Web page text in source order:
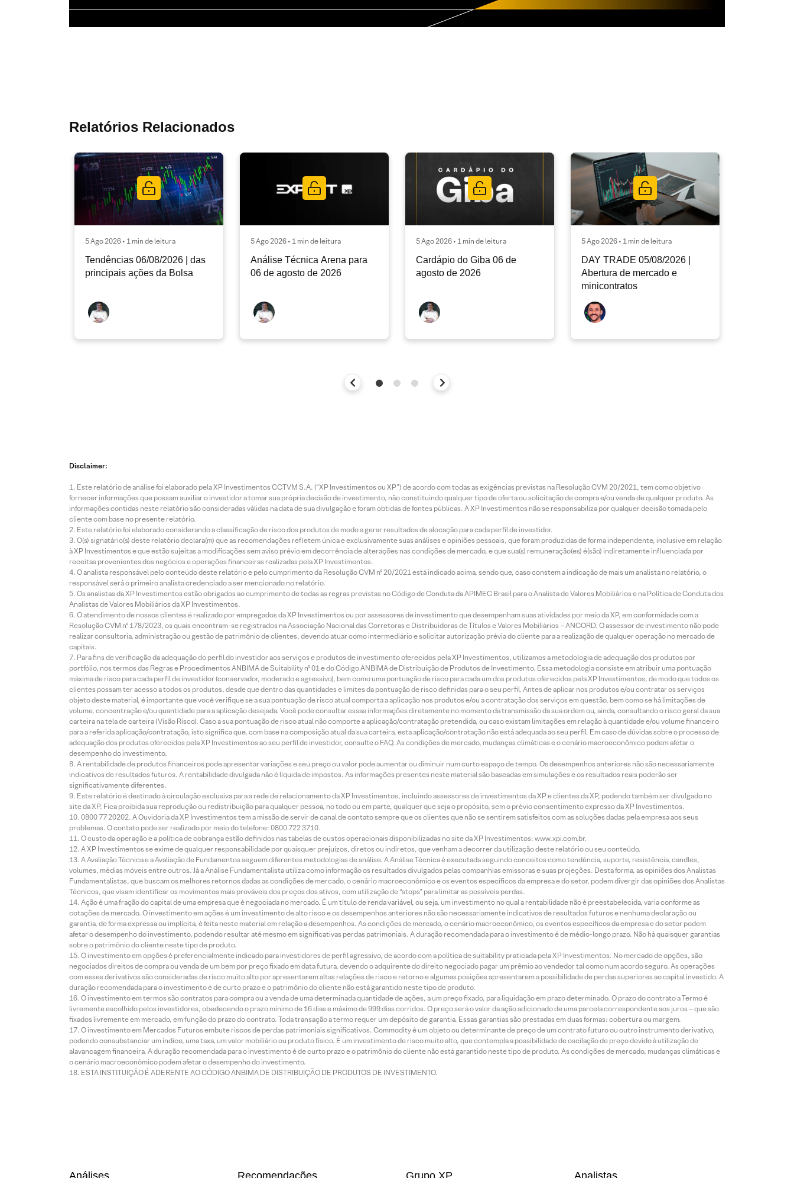
Relatórios Relacionados
5 Ago 2026 • 1 min de leitura
Tendências 06/08/2026 | das
principais ações da Bolsa
5 Ago 2026 • 1 min de leitura
Análise Técnica Arena para
06 de agosto de 2026
5 Ago 2026 • 1 min de leitura
Cardápio do Giba 06 de
agosto de 2026
5 Ago 2026 • 1 min de leitura
DAY TRADE 05/08/2026 |
Abertura de mercado e
minicontratos
Disclaimer:
Este relatório de análise foi elaborado pela XP Investimentos CCTVM S.A. (“XP Investimentos ou XP”) de acordo com todas as exigências previstas na Resolução CVM 20/2021, tem como objetivo
fornecer informações que possam auxiliar o investidor a tomar sua própria decisão de investimento, não constituindo qualquer tipo de oferta ou solicitação de compra e/ou venda de qualquer produto. As
informações contidas neste relatório são consideradas válidas na data de sua divulgação e foram obtidas de fontes públicas. A XP Investimentos não se responsabiliza por qualquer decisão tomada pelo
cliente com base no presente relatório.
Este relatório foi elaborado considerando a classificação de risco dos produtos de modo a gerar resultados de alocação para cada perfil de investidor.
O(s) signatário(s) deste relatório declara(m) que as recomendações refletem única e exclusivamente suas análises e opiniões pessoais, que foram produzidas de forma independente, inclusive em relação
à XP Investimentos e que estão sujeitas a modificações sem aviso prévio em decorrência de alterações nas condições de mercado, e que sua(s) remuneração(es) é(são) indiretamente influenciada por
receitas provenientes dos negócios e operações financeiras realizadas pela XP Investimentos.
O analista responsável pelo conteúdo deste relatório e pelo cumprimento da Resolução CVM nº 20/2021 está indicado acima, sendo que, caso constem a indicação de mais um analista no relatório, o
responsável será o primeiro analista credenciado a ser mencionado no relatório.
Os analistas da XP Investimentos estão obrigados ao cumprimento de todas as regras previstas no Código de Conduta da APIMEC Brasil para o Analista de Valores Mobiliários e na Política de Conduta dos
Analistas de Valores Mobiliários da XP Investimentos.
O atendimento de nossos clientes é realizado por empregados da XP Investimentos ou por assessores de investimento que desempenham suas atividades por meio da XP, em conformidade com a
Resolução CVM nº 178/2023, os quais encontram-se registrados na Associação Nacional das Corretoras e Distribuidoras de Títulos e Valores Mobiliários – ANCORD. O assessor de investimento não pode
realizar consultoria, administração ou gestão de patrimônio de clientes, devendo atuar como intermediário e solicitar autorização prévia do cliente para a realização de qualquer operação no mercado de
capitais.
Para fins de verificação da adequação do perfil do investidor aos serviços e produtos de investimento oferecidos pela XP Investimentos, utilizamos a metodologia de adequação dos produtos por
portfólio, nos termos das Regras e Procedimentos ANBIMA de Suitability nº 01 e do Código ANBIMA de Distribuição de Produtos de Investimento. Essa metodologia consiste em atribuir uma pontuação
máxima de risco para cada perfil de investidor (conservador, moderado e agressivo), bem como uma pontuação de risco para cada um dos produtos oferecidos pela XP Investimentos, de modo que todos os
clientes possam ter acesso a todos os produtos, desde que dentro das quantidades e limites da pontuação de risco definidas para o seu perfil. Antes de aplicar nos produtos e/ou contratar os serviços
objeto deste material, é importante que você verifique se a sua pontuação de risco atual comporta a aplicação nos produtos e/ou a contratação dos serviços em questão, bem como se há limitações de
volume, concentração e/ou quantidade para a aplicação desejada. Você pode consultar essas informações diretamente no momento da transmissão da sua ordem ou, ainda, consultando o risco geral da sua
carteira na tela de carteira (Visão Risco). Caso a sua pontuação de risco atual não comporte a aplicação/contratação pretendida, ou caso existam limitações em relação à quantidade e/ou volume financeiro
para a referida aplicação/contratação, isto significa que, com base na composição atual da sua carteira, esta aplicação/contratação não está adequada ao seu perfil. Em caso de dúvidas sobre o processo de
adequação dos produtos oferecidos pela XP Investimentos ao seu perfil de investidor, consulte o FAQ. As condições de mercado, mudanças climáticas e o cenário macroeconômico podem afetar o
desempenho do investimento.
A rentabilidade de produtos financeiros pode apresentar variações e seu preço ou valor pode aumentar ou diminuir num curto espaço de tempo. Os desempenhos anteriores não são necessariamente
indicativos de resultados futuros. A rentabilidade divulgada não é líquida de impostos. As informações presentes neste material são baseadas em simulações e os resultados reais poderão ser
significativamente diferentes.
Este relatório é destinado à circulação exclusiva para a rede de relacionamento da XP Investimentos, incluindo assessores de investimentos da XP e clientes da XP, podendo também ser divulgado no
site da XP. Fica proibida sua reprodução ou redistribuição para qualquer pessoa, no todo ou em parte, qualquer que seja o propósito, sem o prévio consentimento expresso da XP Investimentos.
0800 77 20202. A Ouvidoria da XP Investimentos tem a missão de servir de canal de contato sempre que os clientes que não se sentirem satisfeitos com as soluções dadas pela empresa aos seus
problemas. O contato pode ser realizado por meio do telefone: 0800 722 3710.
O custo da operação e a política de cobrança estão definidos nas tabelas de custos operacionais disponibilizadas no site da XP Investimentos: www.xpi.com.br.
A XP Investimentos se exime de qualquer responsabilidade por quaisquer prejuízos, diretos ou indiretos, que venham a decorrer da utilização deste relatório ou seu conteúdo.
A Avaliação Técnica e a Avaliação de Fundamentos seguem diferentes metodologias de análise. A Análise Técnica é executada seguindo conceitos como tendência, suporte, resistência, candles,
volumes, médias móveis entre outros. Já a Análise Fundamentalista utiliza como informação os resultados divulgados pelas companhias emissoras e suas projeções. Desta forma, as opiniões dos Analistas
Fundamentalistas, que buscam os melhores retornos dadas as condições de mercado, o cenário macroeconômico e os eventos específicos da empresa e do setor, podem divergir das opiniões dos Analistas
Técnicos, que visam identificar os movimentos mais prováveis dos preços dos ativos, com utilização de “stops” para limitar as possíveis perdas.
Ação é uma fração do capital de uma empresa que é negociada no mercado. É um título de renda variável, ou seja, um investimento no qual a rentabilidade não é preestabelecida, varia conforme as
cotações de mercado. O investimento em ações é um investimento de alto risco e os desempenhos anteriores não são necessariamente indicativos de resultados futuros e nenhuma declaração ou
garantia, de forma expressa ou implícita, é feita neste material em relação a desempenhos. As condições de mercado, o cenário macroeconômico, os eventos específicos da empresa e do setor podem
afetar o desempenho do investimento, podendo resultar até mesmo em significativas perdas patrimoniais. A duração recomendada para o investimento é de médio-longo prazo. Não há quaisquer garantias
sobre o patrimônio do cliente neste tipo de produto.
O investimento em opções é preferencialmente indicado para investidores de perfil agressivo, de acordo com a política de suitability praticada pela XP Investimentos. No mercado de opções, são
negociados direitos de compra ou venda de um bem por preço fixado em data futura, devendo o adquirente do direito negociado pagar um prêmio ao vendedor tal como num acordo seguro. As operações
com esses derivativos são consideradas de risco muito alto por apresentarem altas relações de risco e retorno e algumas posições apresentarem a possibilidade de perdas superiores ao capital investido. A
duração recomendada para o investimento é de curto prazo e o patrimônio do cliente não está garantido neste tipo de produto.
O investimento em termos são contratos para compra ou a venda de uma determinada quantidade de ações, a um preço fixado, para liquidação em prazo determinado. O prazo do contrato a Termo é
livremente escolhido pelos investidores, obedecendo o prazo mínimo de 16 dias e máximo de 999 dias corridos. O preço será o valor da ação adicionado de uma parcela correspondente aos juros – que são
fixados livremente em mercado, em função do prazo do contrato. Toda transação a termo requer um depósito de garantia. Essas garantias são prestadas em duas formas: cobertura ou margem.
O investimento em Mercados Futuros embute riscos de perdas patrimoniais significativos. Commodity é um objeto ou determinante de preço de um contrato futuro ou outro instrumento derivativo,
podendo consubstanciar um índice, uma taxa, um valor mobiliário ou produto físico. É um investimento de risco muito alto, que contempla a possibilidade de oscilação de preço devido à utilização de
alavancagem financeira. A duração recomendada para o investimento é de curto prazo e o patrimônio do cliente não está garantido neste tipo de produto. As condições de mercado, mudanças climáticas e
o cenário macroeconômico podem afetar o desempenho do investimento.
ESTA INSTITUIÇÃO É ADERENTE AO CÓDIGO ANBIMA DE DISTRIBUIÇÃO DE PRODUTOS DE INVESTIMENTO.
Análises Recomendações Grupo XP Analistas